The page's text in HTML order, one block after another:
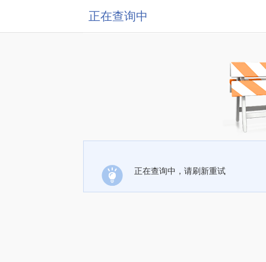
正在查询中
正在查询中，请刷新重试